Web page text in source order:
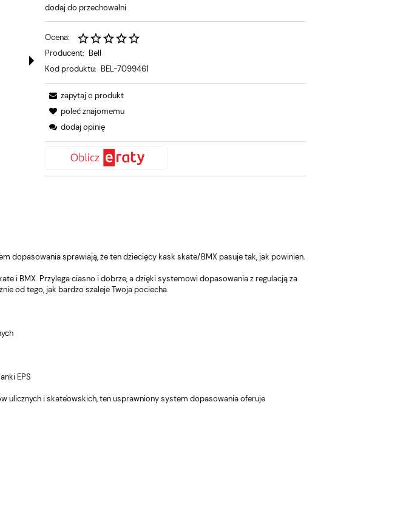
dodaj do przechowalni
Ocena:
Producent: Bell
Kod produktu: BEL-7099461
zapytaj o produkt
poleć znajomemu
dodaj opinię
dopasowania sprawiają, że ten dziecięcy kask skate/BMX pasuje tak, jak powinien.
i BMX. Przylega ciasno i dobrze, a dzięki systemowi dopasowania z regulacją za
od tego, jak bardzo szaleje Twoja pociecha.
EPS
ulicznych i skate'owskich, ten usprawniony system dopasowania oferuje